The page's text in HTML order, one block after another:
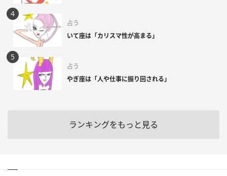
占う
いて座は「カリスマ性が高まる」
占う
やぎ座は「人や仕事に振り回される」
ランキングをもっと見る